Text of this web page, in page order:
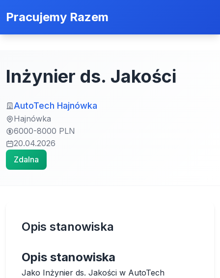
Pracujemy Razem
Inżynier ds. Jakości
AutoTech Hajnówka
Hajnówka
6000-8000 PLN
20.04.2026
Zdalna
Opis stanowiska
Opis stanowiska
Jako Inżynier ds. Jakości w AutoTech